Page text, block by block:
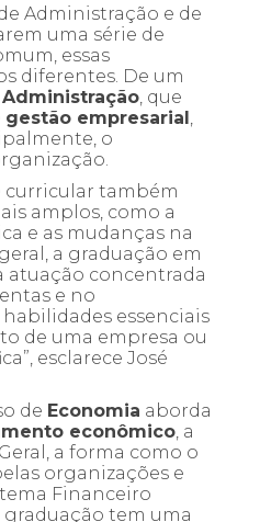
Administração e de
uma série de
essas
diferentes. De um
Administração, que
gestão empresarial ,
o
curricular também
amplos, como a
e as mudanças na
a graduação em
atuação concentrada
e no
essenciais
de uma empresa ou
esclarece José
de Economia aborda
econômico, a
a forma como o
organizações e
Financeiro
graduação tem uma